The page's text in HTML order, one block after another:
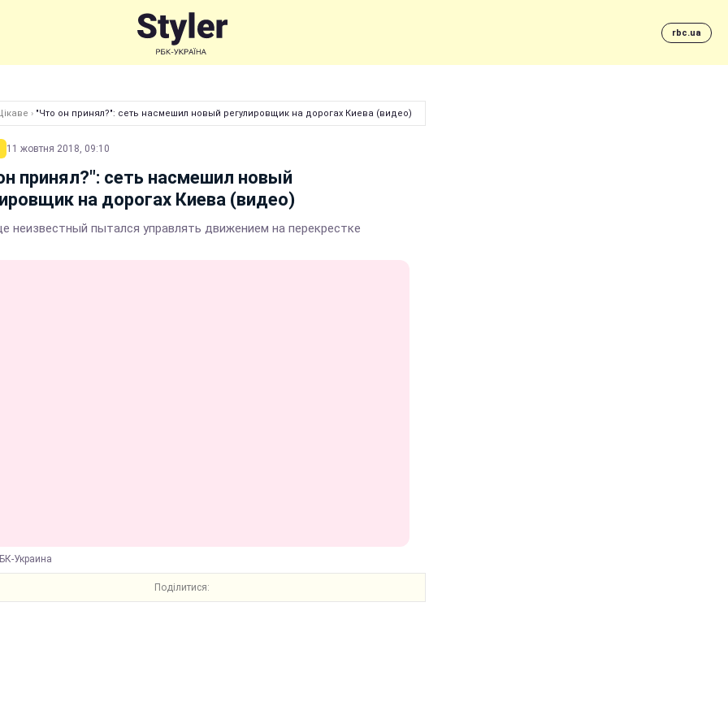
rbc.ua
› "Что он принял?": сеть насмешил новый регулировщик на дорогах Киева (видео)
11 жовтня 2018, 09:10
принял?": сеть насмешил новый
на дорогах Киева (видео)
неизвестный пытался управлять движением на перекрестке
Украина
Поділитися: